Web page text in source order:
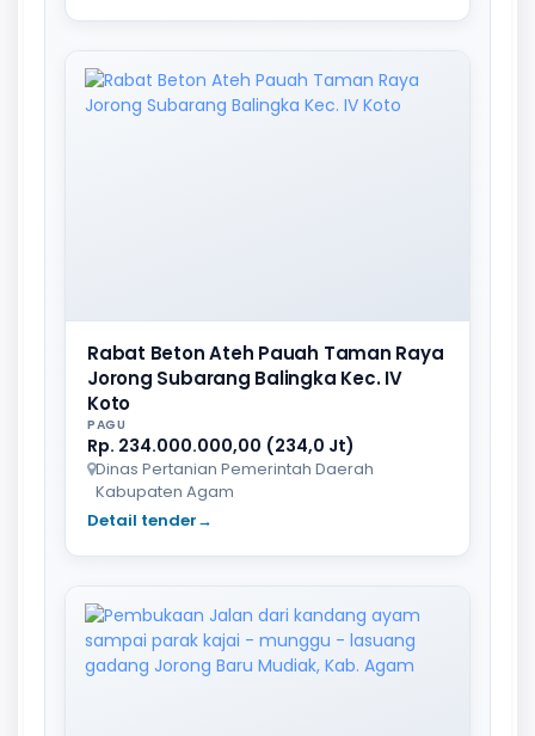
Rabat Beton Ateh Pauah Taman Raya
Jorong Subarang Balingka Kec. IV
Koto
PAGU
Rp. 234.000.000,00 (234,0 Jt)
Dinas Pertanian Pemerintah Daerah
Kabupaten Agam
Detail tender→